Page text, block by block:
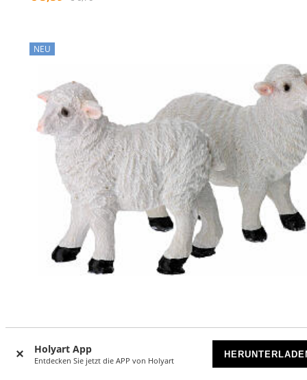
Holyart App
Entdecken Sie jetzt die APP von Holyart
NEU
Set mit 2 Schafen aus Resin – für 18 cm Krippe
VORRÄTIG